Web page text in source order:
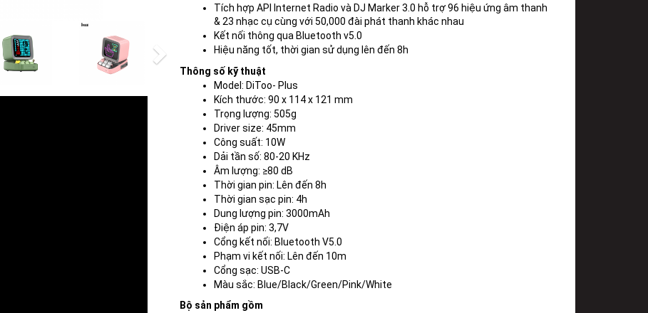
Tích hợp API Internet Radio và DJ Marker 3.0 hỗ trợ 96 hiệu ứng âm thanh
& 23 nhạc cụ cùng với 50,000 đài phát thanh khác nhau
Kết nối thông qua Bluetooth v5.0
Hiệu năng tốt, thời gian sử dụng lên đến 8h
Thông số kỹ thuật
Model: DiToo- Plus
Kích thước: 90 x 114 x 121 mm
Trọng lượng: 505g
Driver size: 45mm
Công suất: 10W
Dải tần số: 80-20 KHz
Âm lượng: ≥80 dB
Thời gian pin: Lên đến 8h
Thời gian sạc pin: 4h
Dung lượng pin: 3000mAh
Điện áp pin: 3,7V
Cổng kết nối: Bluetooth V5.0
Phạm vi kết nối: Lên đến 10m
Cổng sạc: USB-C
Màu sắc: Blue/Black/Green/Pink/White
Bộ sản phẩm gồm